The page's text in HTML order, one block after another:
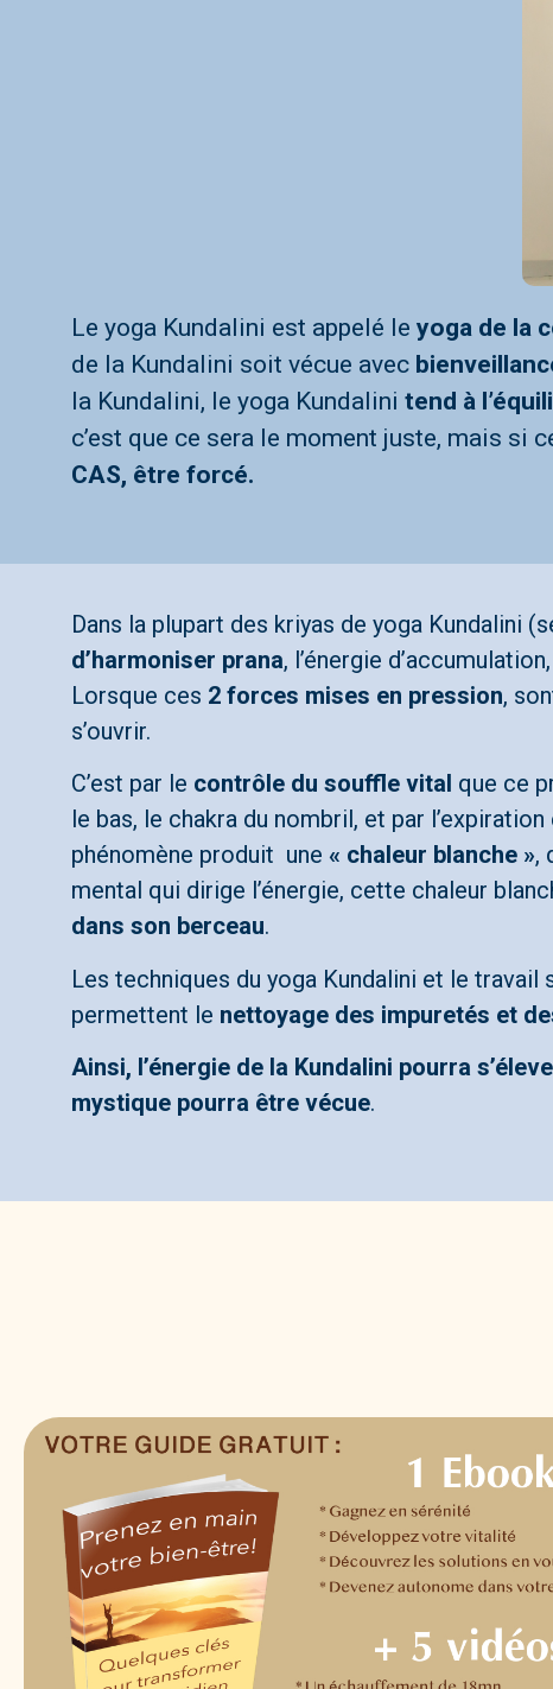
Le yoga Kundalini est appelé le yoga de la
de la Kundalini soit vécue avec
la Kundalini, le yoga Kundalini tend à
c’est que ce sera le moment juste, mais si
CAS, être forcé.
Dans la plupart des kriyas de yoga Kundalini
d’harmoniser prana, l’énergie d’accumulation,
Lorsque ces 2 forces mises en pression,
s’ouvrir.
C’est par le contrôle du souffle vital que ce
le bas, le chakra du nombril, et par
phénomène produit une « chaleur blanche »,
mental qui dirige l’énergie, cette chaleur
dans son berceau.
Les techniques du yoga Kundalini et le
permettent le nettoyage des impuretés et
Ainsi, l’énergie de la Kundalini pourra
mystique pourra être vécue.